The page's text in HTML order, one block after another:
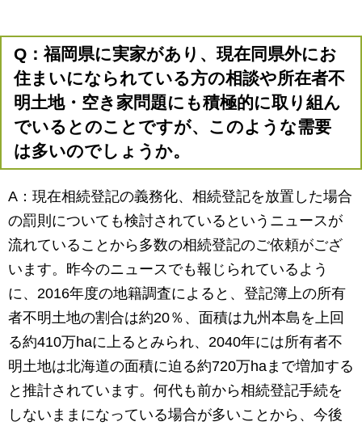
Q：福岡県に実家があり、現在同県外にお
住まいになられている方の相談や所在者不
明土地・空き家問題にも積極的に取り組ん
でいるとのことですが、このような需要
は多いのでしょうか。
A：現在相続登記の義務化、相続登記を放置した場合
の罰則についても検討されているというニュースが
流れていることから多数の相続登記のご依頼がござ
います。昨今のニュースでも報じられているよう
に、2016年度の地籍調査によると、登記簿上の所有
者不明土地の割合は約20％、面積は九州本島を上回
る約410万haに上るとみられ、2040年には所有者不
明土地は北海道の面積に迫る約720万haまで増加する
と推計されています。何代も前から相続登記手続を
しないままになっている場合が多いことから、今後